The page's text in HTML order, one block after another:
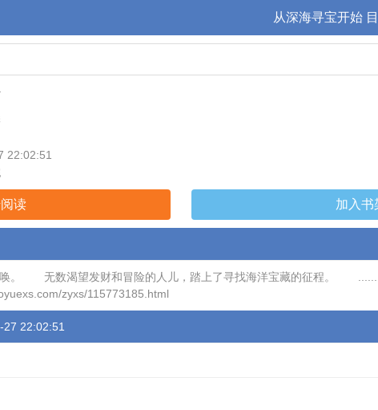
从深海寻宝开始
22:02:51
读 加入书
唤。 无数渴望发财和冒险的人儿，踏上了寻找海洋宝藏的征程。
zyxs/115773185.html
22:02:51